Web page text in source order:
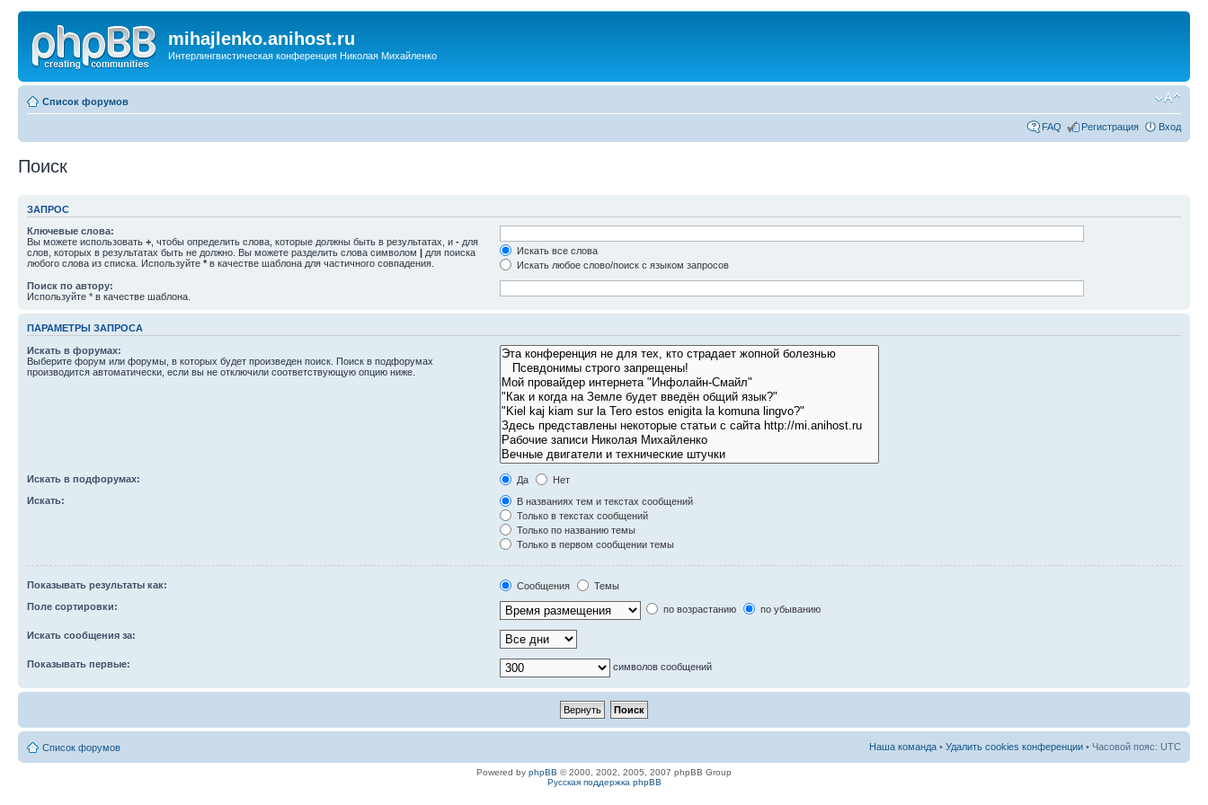
mihajlenko.anihost.ru
Интерлингвистическая конференция Николая Михайленко
Список форумов
FAQ Регистрация Вход
Поиск
ЗАПРОС
Ключевые слова:
Вы можете использовать + , чтобы определить слова, которые должны быть в результатах, и - для
слов, которых в результатах быть не должно. Вы можете разделить слова символом | для поиска
любого слова из списка. Используйте * в качестве шаблона для частичного совпадения.
Искать все слова
Искать любое слово/поиск с языком запросов
Поиск по автору:
Используйте * в качестве шаблона.
ПАРАМЕТРЫ ЗАПРОСА
Искать в форумах:
Выберите форум или форумы, в которых будет произведен поиск. Поиск в подфорумах
производится автоматически, если вы не отключили соответствующую опцию ниже.
Искать в подфорумах: Да
Нет
Искать:
В названиях тем и текстах сообщений
Только в текстах сообщений
Только по названию темы
Только в первом сообщении темы
Показывать результаты как: Сообщения
Темы
Поле сортировки:
по возрастанию по убыванию
Искать сообщения за:
Показывать первые: символов сообщений
Список форумов Наша команда • Удалить cookies конференции • Часовой пояс: UTC
Powered by phpBB © 2000, 2002, 2005, 2007 phpBB Group
Русская поддержка phpBB